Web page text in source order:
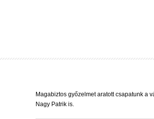
Magabiztos győzelmet aratott csapatunk a
Nagy Patrik is.